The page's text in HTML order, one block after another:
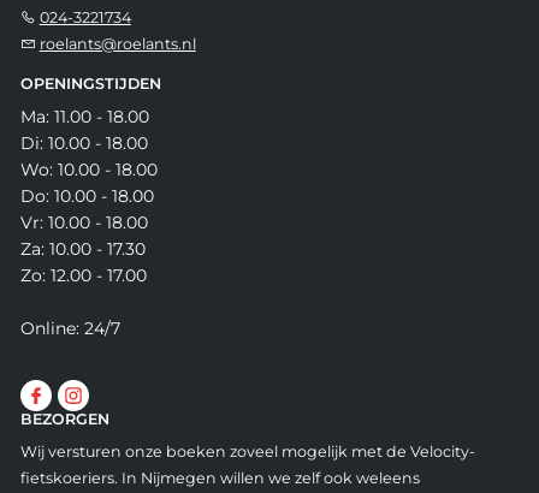
024-3221734
roelants@roelants.nl
OPENINGSTIJDEN
Ma: 11.00 - 18.00
Di: 10.00 - 18.00
Wo: 10.00 - 18.00
Do: 10.00 - 18.00
Vr: 10.00 - 18.00
Za: 10.00 - 17.30
Zo: 12.00 - 17.00
Online: 24/7
BEZORGEN
Wij versturen onze boeken zoveel mogelijk met de Velocity-
fietskoeriers. In Nijmegen willen we zelf ook weleens